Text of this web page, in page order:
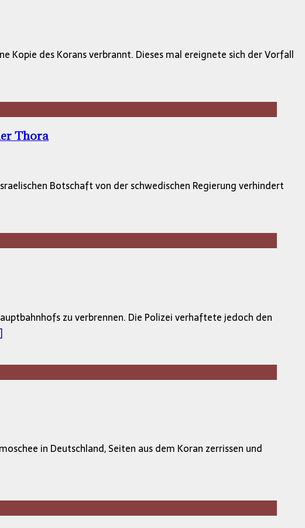
Kopie des Korans verbrannt. Dieses mal ereignete sich der Vorfall
Thora
Botschaft von der schwedischen Regierung verhindert
zu verbrennen. Die Polizei verhaftete jedoch den
in Deutschland, Seiten aus dem Koran zerrissen und